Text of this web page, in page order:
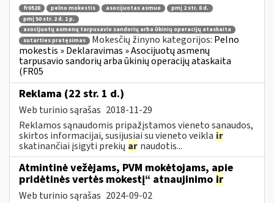
fr0528 pelno mokestis asocijuotas asmuo
pmį 2 str. 8 d.
pmį 50 str. 2 d. 1 p.
asocijuotų asmenų tarpusavio sandorių arba ūkinių operacijų ataskaita
sutarties pratęsimas
Mokesčių žinyno kategorijos: Pelno
mokestis » Deklaravimas » Asocijuotų asmenų
tarpusavio sandorių arba ūkinių operacijų ataskaita
(FR05
Reklama (22 str. 1 d.)
Web turinio sąrašas 2018-11-29
Reklamos sąnaudomis pripažįstamos vieneto sąnaudos,
skirtos informacijai, susijusiai su vieneto veikla ir
skatinančiai įsigyti prekių ar naudotis...
Atmintinė vežėjams, PVM mokėtojams, apie
pridėtinės vertės mokestį“ atnaujinimo ir
Web turinio sąrašas 2024-09-02